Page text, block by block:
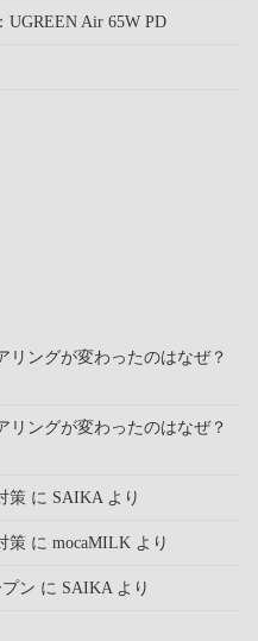
UGREEN Air 65W PD
ングが変わったのはなぜ？
ングが変わったのはなぜ？
策 に SAIKA より
策 に mocaMILK より
ン に SAIKA より